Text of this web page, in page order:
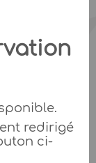
redirigé
ci-